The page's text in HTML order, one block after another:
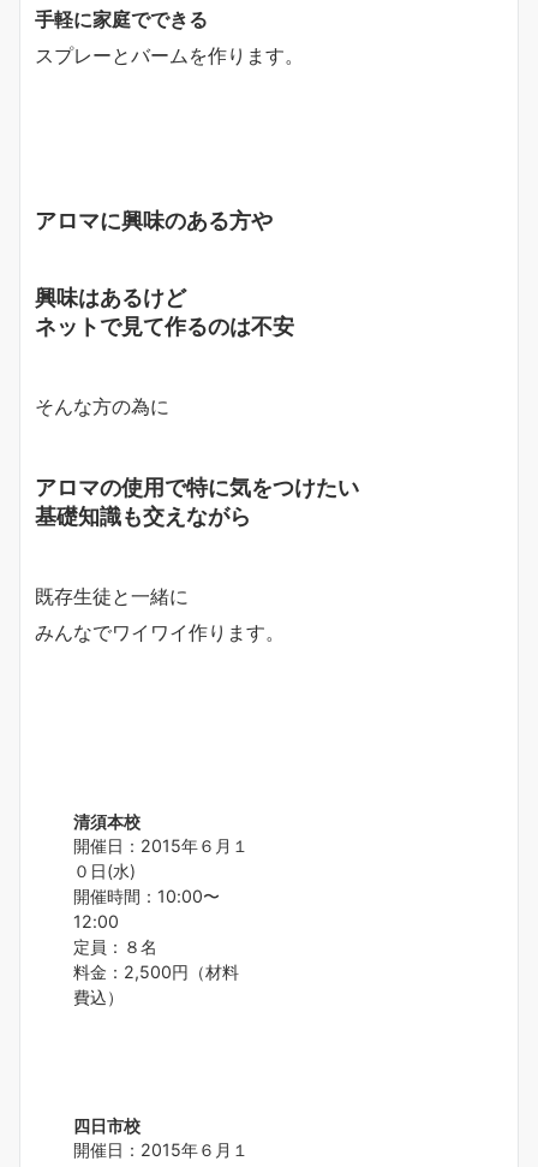
手軽に家庭でできる
スプレーとバームを作ります。
アロマに興味のある方や
興味はあるけど
ネットで見て作るのは不安
そんな方の為に
アロマの使用で特に気をつけたい
基礎知識も交えながら
既存生徒と一緒に
みんなでワイワイ作ります。
清須本校
開催日：2015年６月１
０日(水)
開催時間：10:00〜
12:00
定員：８名
料金：2,500円（材料
費込）
四日市校
開催日：2015年６月１